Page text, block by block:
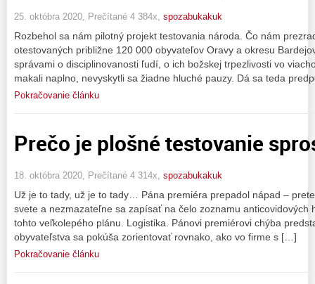
25. októbra 2020, Prečítané 4 384x, spozabukakuk
Rozbehol sa nám pilotný projekt testovania národa. Čo nám
otestovaných približne 120 000 obyvateľov Oravy a okresu
správami o disciplinovanosti ľudí, o ich božskej trpezlivosti vo
makali naplno, nevyskytli sa žiadne hluché pauzy. Dá sa teda
Pokračovanie článku
Prečo je plošné testovanie
18. októbra 2020, Prečítané 4 314x, spozabukakuk
Už je to tady, už je to tady… Pána premiéra prepadol nápad –
svete a nezmazateľne sa zapísať na čelo zoznamu anticovidových
tohto veľkolepého plánu. Logistika. Pánovi premiérovi chýba
obyvateľstva sa pokúša zorientovať rovnako, ako vo firme s […]
Pokračovanie článku